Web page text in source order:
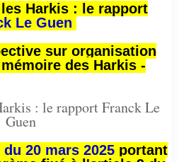
Harkis : le rapport
Le Guen
sur organisation
des Harkis -
: le rapport Franck Le
Guen
du 20 mars 2025portant